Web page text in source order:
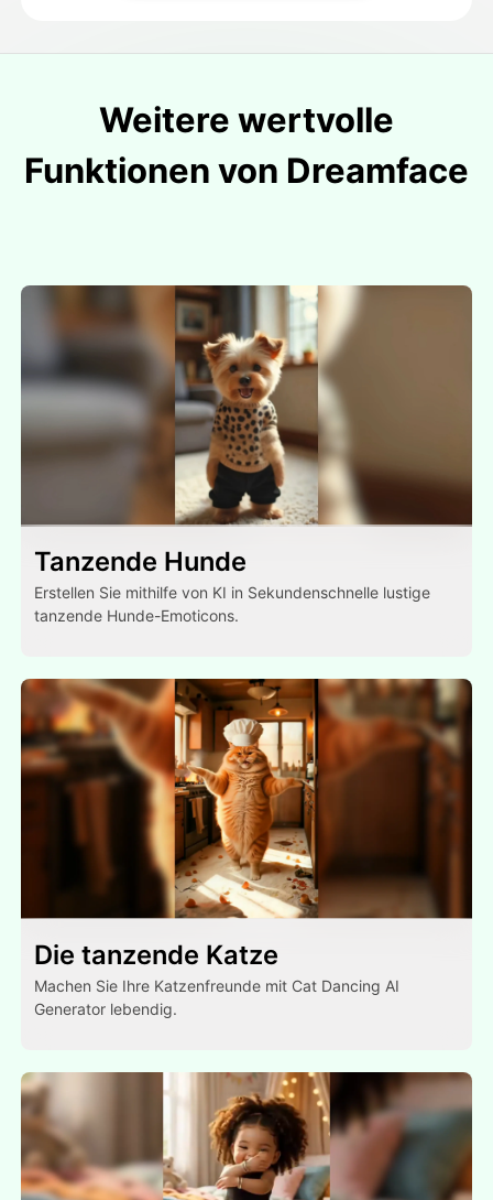
Weitere wertvolle
Funktionen von Dreamface
Tanzende Hunde
Erstellen Sie mithilfe von KI in Sekundenschnelle lustige
tanzende Hunde-Emoticons.
Die tanzende Katze
Machen Sie Ihre Katzenfreunde mit Cat Dancing AI
Generator lebendig.